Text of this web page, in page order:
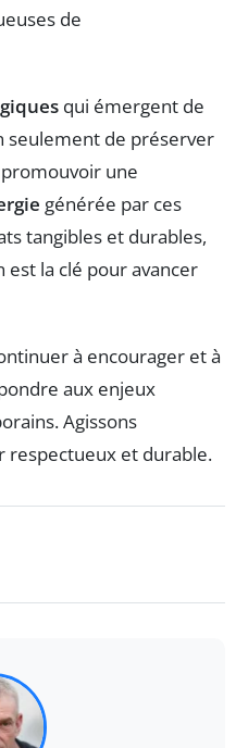
de
qui émergent de
seulement de préserver
une
générée par ces
tangibles et durables,
la clé pour avancer
à encourager et à
aux enjeux
Agissons
respectueux et durable.